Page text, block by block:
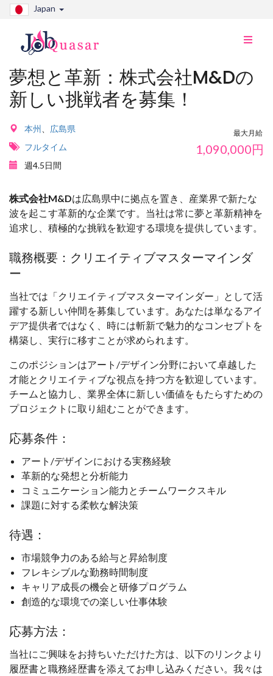
Japan
ナ
り
夢想と革新：株式会社M&Dの
新しい挑戦者を募集！
本州
広島県
フルタイム
週4.5日間
最大月給
1,090,000円
株式会社M&Dは広島県中に拠点を置き、産業界で新たな
波を起こす革新的な企業です。当社は常に夢と革新精神を
追求し、積極的な挑戦を歓迎する環境を提供しています。
職務概要：クリエイティブマスターマインダ
ー
当社では「クリエイティブマスターマインダー」として活
躍する新しい仲間を募集しています。あなたは単なるアイ
デア提供者ではなく、時には斬新で魅力的なコンセプトを
構築し、実行に移すことが求められます。
このポジションはアート/デザイン分野において卓越した
才能とクリエイティブな視点を持つ方を歓迎しています。
チームと協力し、業界全体に新しい価値をもたらすための
プロジェクトに取り組むことができます。
応募条件：
アート/デザインにおける実務経験
革新的な発想と分析能力
コミュニケーション能力とチームワークスキル
課題に対する柔軟な解決策
待遇：
市場競争力のある給与と昇給制度
フレキシブルな勤務時間制度
キャリア成長の機会と研修プログラム
創造的な環境での楽しい仕事体験
応募方法：
当社にご興味をお持ちいただけた方は、以下のリンクより
履歴書と職務経歴書を添えてお申し込みください。我々は